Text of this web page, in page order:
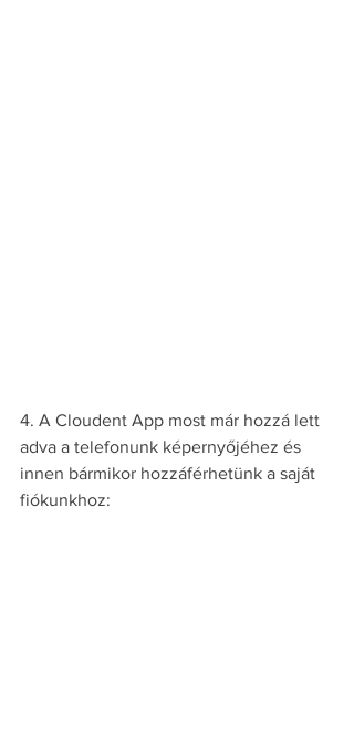
4. A Cloudent App most már hozzá lett
adva a telefonunk képernyőjéhez és
innen bármikor hozzáférhetünk a saját
fiókunkhoz: